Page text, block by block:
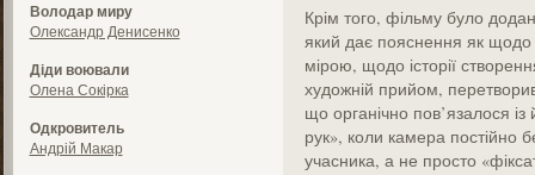
Володар миру
Олександр Денисенко
Діди воювали
Олена Сокірка
Одкровитель
Андрій Макар
Крім того, фільму було
який дає пояснення як щодо
мірою, щодо історії
художній прийом,
що органічно пов’язалося
рук», коли камера постійно
учасника, а не просто